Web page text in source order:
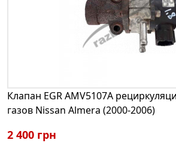
Клапан EGR AMV5107A
газов Nissan Almera (2000-2006)
2 400 грн